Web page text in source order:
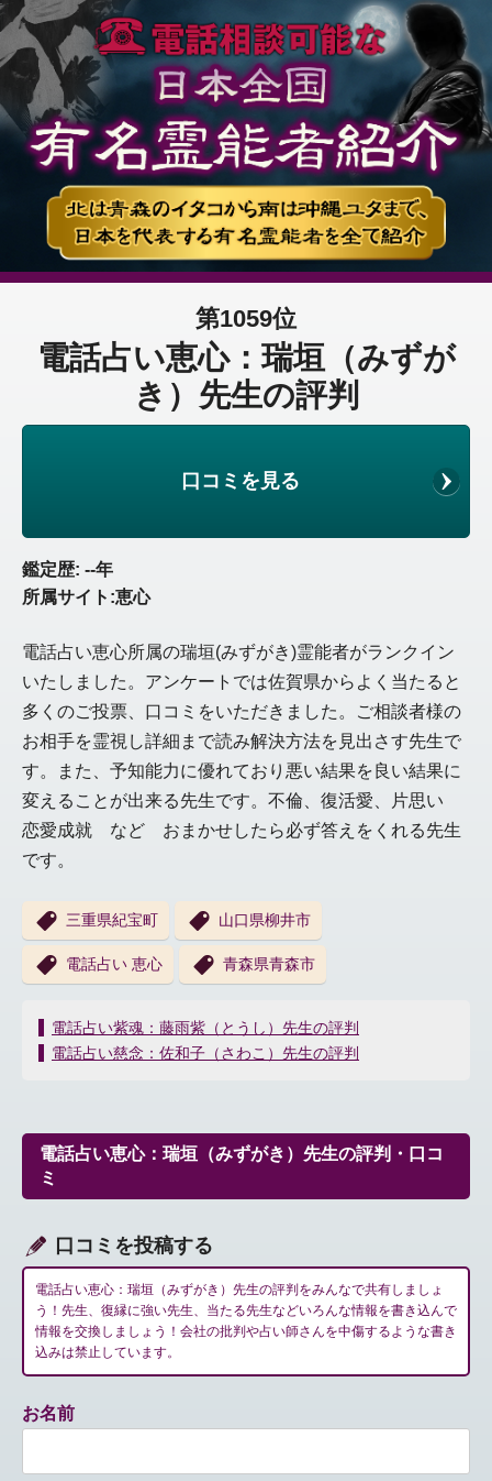
第1059位
電話占い恵心：瑞垣（みずが
き）先生の評判
口コミを見る
鑑定歴: --年
所属サイト:恵心
電話占い恵心所属の瑞垣(みずがき)霊能者がランクイン
いたしました。アンケートでは佐賀県からよく当たると
多くのご投票、口コミをいただきました。ご相談者様の
お相手を霊視し詳細まで読み解決方法を見出さす先生で
す。また、予知能力に優れており悪い結果を良い結果に
変えることが出来る先生です。不倫、復活愛、片思い
恋愛成就 など おまかせしたら必ず答えをくれる先生
です。
三重県紀宝町 山口県柳井市
電話占い 恵心 青森県青森市
投
稿
ー
シ
ョ
電話占い紫魂：藤雨紫（とうし）先生の評判
電話占い慈念：佐和子（さわこ）先生の評判
電話占い恵心：瑞垣（みずがき）先生の評判・口コ
ミ
口コミを投稿する
電話占い恵心：瑞垣（みずがき）先生の評判をみんなで共有しましょ
う！先生、復縁に強い先生、当たる先生などいろんな情報を書き込んで
情報を交換しましょう！会社の批判や占い師さんを中傷するような書き
込みは禁止しています。
お名前